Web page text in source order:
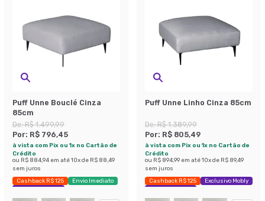
Puff Unne Bouclé Cinza
85cm
De:R$ 1.499,99
Por: R$ 796,45
à vista com Pix ou 1x no Cartão de
Crédito
ou R$ 884,94 em até10x de R$ 88,49
sem juros
Cashback R$ 125
Envio Imediato
Exclusivo Mobly
Puff Unne Linho Cinza 85cm
De:R$ 1.389,99
Por: R$ 805,49
à vista com Pix ou 1x no Cartão de
Crédito
ou R$ 894,99 em até10x de R$ 89,49
sem juros
Cashback R$ 125
Exclusivo Mobly
Economize 42%